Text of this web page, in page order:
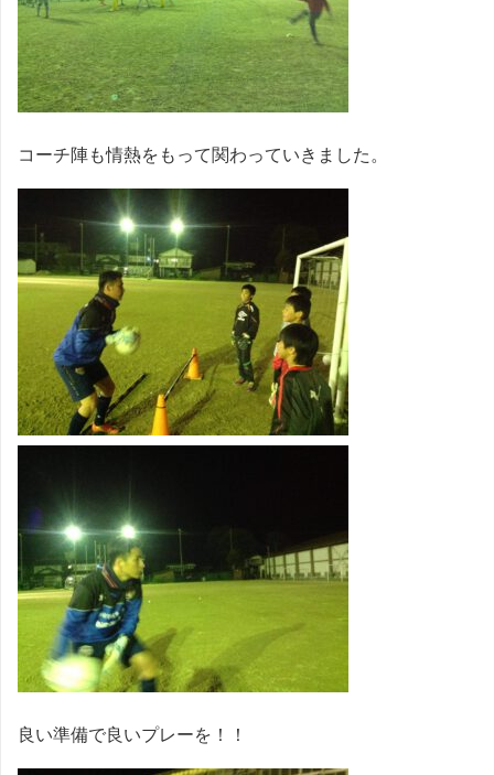
コーチ陣も情熱をもって関わっていきました。
良い準備で良いプレーを！！